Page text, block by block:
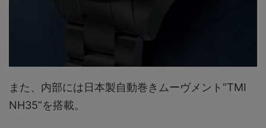
また、内部には日本製自動巻きムーヴメント“TMI
NH35”を搭載。